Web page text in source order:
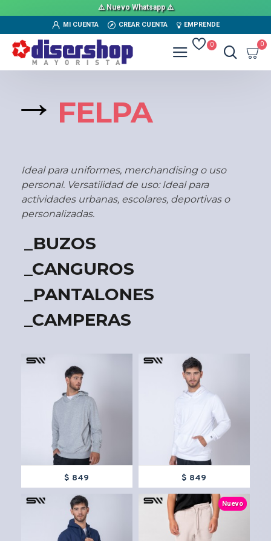
⚠️ Nuevo Whatsapp ⚠️
MI CUENTA CREAR CUENTA EMPRENDE
0 0
→ FELPA
Ideal para uniformes, merchandising o uso
personal. Versatilidad de uso: Ideal para
actividades urbanas, escolares, deportivas o
personalizadas.
_BUZOS
_CANGUROS
_PANTALONES
_CAMPERAS
TEXTTRANSPARENTE
$ 849
TEXTTRANSPARENTE
$ 849
TEXTTRANSPARENTE Nuevo
TEXTTRANSPARENTE